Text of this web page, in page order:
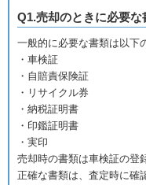
Q1.売却のときに必要な
一般的に必要な書類は以下
・車検証
・自賠責保険証
・リサイクル券
・納税証明書
・印鑑証明書
・実印
売却時の書類は車検証の登
正確な書類は、査定時に確